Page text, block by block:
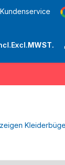
ständig auf Lager
Kundenservice
Excl.MWST.
anlegen